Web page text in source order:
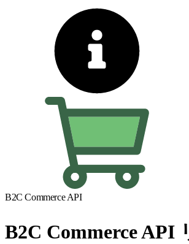
B2C Commerce API
B2C Commerce API